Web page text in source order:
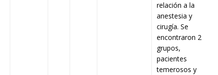
relación a la
anestesia y
cirugía. Se
encontraron 2
grupos,
pacientes
temerosos y